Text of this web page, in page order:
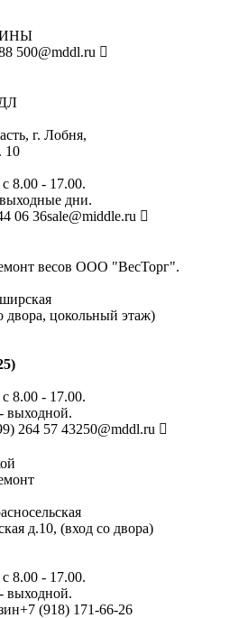
500@mddl.ru
г. Лобня,
10
8.00 - 17.00.
дни.
06 36sale@middle.ru
весов ООО "ВесТорг".
двора, цокольный этаж)
8.00 - 17.00.
выходной.
264 57 43250@mddl.ru
д.10, (вход со двора)
8.00 - 17.00.
выходной.
+7 (918) 171-66-26